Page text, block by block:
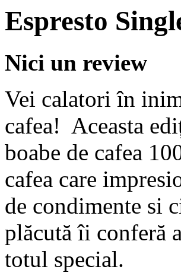
Espresto
Nici un review
Vei calatori în
cafea! Aceasta
boabe de cafea
cafea care
de condimente si
plăcută îi conferă
totul special.